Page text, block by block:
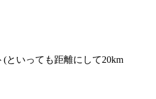
といっても距離にして20km